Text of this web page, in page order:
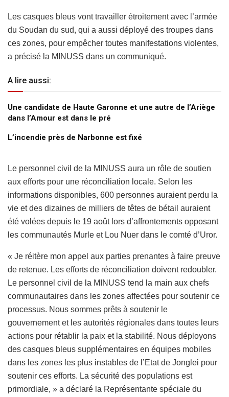
Les casques bleus vont travailler étroitement avec l’armée
du Soudan du sud, qui a aussi déployé des troupes dans
ces zones, pour empêcher toutes manifestations violentes,
a précisé la MINUSS dans un communiqué.
A lire aussi:
Une candidate de Haute Garonne et une autre de l’Ariège
dans l’Amour est dans le pré
L’incendie près de Narbonne est fixé
Le personnel civil de la MINUSS aura un rôle de soutien
aux efforts pour une réconciliation locale. Selon les
informations disponibles, 600 personnes auraient perdu la
vie et des dizaines de milliers de têtes de bétail auraient
été volées depuis le 19 août lors d’affrontements opposant
les communautés Murle et Lou Nuer dans le comté d’Uror.
« Je réitère mon appel aux parties prenantes à faire preuve
de retenue. Les efforts de réconciliation doivent redoubler.
Le personnel civil de la MINUSS tend la main aux chefs
communautaires dans les zones affectées pour soutenir ce
processus. Nous sommes prêts à soutenir le
gouvernement et les autorités régionales dans toutes leurs
actions pour rétablir la paix et la stabilité. Nous déployons
des casques bleus supplémentaires en équipes mobiles
dans les zones les plus instables de l’Etat de Jonglei pour
soutenir ces efforts. La sécurité des populations est
primordiale, » a déclaré la Représentante spéciale du